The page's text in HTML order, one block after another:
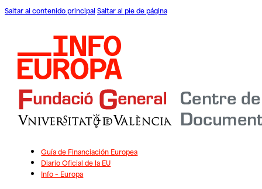
Saltar al contenido principal Saltar al pie de página
Guía de Financiación Europea
Diario Oficial de la EU
Info – Europa